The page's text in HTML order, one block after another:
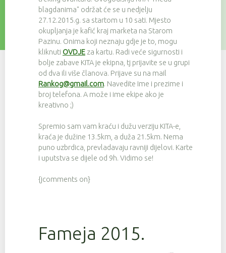
blagdanima" održat će se u nedjelju
27.12.2015.g. sa startom u 10 sati. Mjesto
okupljanja je kafić kraj marketa na Starom
Pazinu. Onima koji neznaju gdje je to, mogu
kliknuti OVDJE za kartu. Radi veće sigurnosti i
bolje zabave KITA je ekipna, tj prijavite se u grupi
od dva ili više članova. Prijave su na mail
Rankog@gmail.com. Navedite Ime i prezime i
broj telefona. A može i ime ekipe ako je
kreativno ;)
Spremio sam vam kraću i dužu verziju KITA-e,
kraća je dužine 13.5km, a duža 21.5km. Nema
puno uzbrdica, prevladavaju ravniji dijelovi. Karte
i uputstva se dijele od 9h. Vidimo se!
{jcomments on}
Fameja 2015.